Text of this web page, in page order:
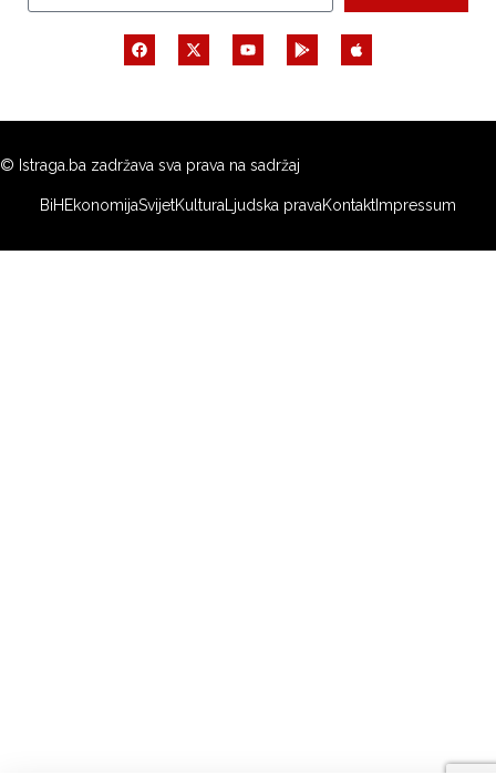
© Istraga.ba zadržava sva prava na sadržaj
BiHEkonomijaSvijetKulturaLjudska pravaKontaktImpressum